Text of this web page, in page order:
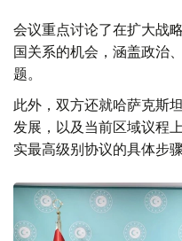
会议重点讨论了在扩大战
国关系的机会，涵盖政治
题。
此外，双方还就哈萨克斯
发展，以及当前区域议程
实最高级别协议的具体步骤